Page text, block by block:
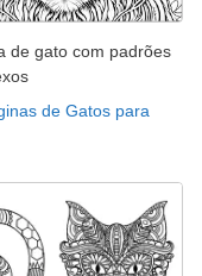
de gato com padrões
de Gatos para